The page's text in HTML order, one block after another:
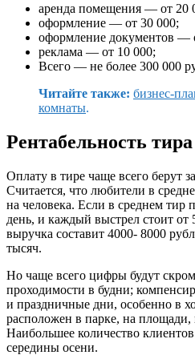
аренда помещения — от 20
оформление — от 30 000;
оформление документов —
реклама — от 10 000;
Всего — не более 300 000
Читайте также: бизнес-
комнаты.
Рентабельность тира
Оплату в тире чаще всего берут
Считается, что любители в
на человека. Если в среднем тир
день, и каждый выстрел стоит от
выручка составит 4000- 8000
тысяч.
Но чаще всего цифры будут
проходимости в будни;
и праздничные дни, особенно в
расположен в парке, на площади,
Наибольшее количество
середины осени.